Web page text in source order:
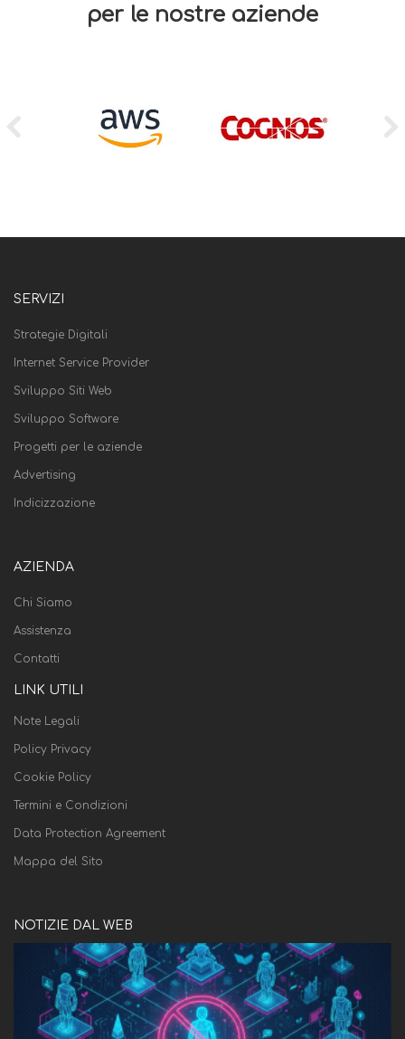
per le nostre aziende
SERVIZI
Strategie Digitali
Internet Service Provider
Sviluppo Siti Web
Sviluppo Software
Progetti per le aziende
Advertising
Indicizzazione
AZIENDA
Chi Siamo
Assistenza
Contatti
LINK UTILI
Note Legali
Policy Privacy
Cookie Policy
Termini e Condizioni
Data Protection Agreement
Mappa del Sito
NOTIZIE DAL WEB